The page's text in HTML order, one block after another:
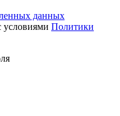
данных
условиями Политики